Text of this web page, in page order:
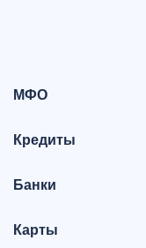
МФО
Кредиты
Банки
Карты